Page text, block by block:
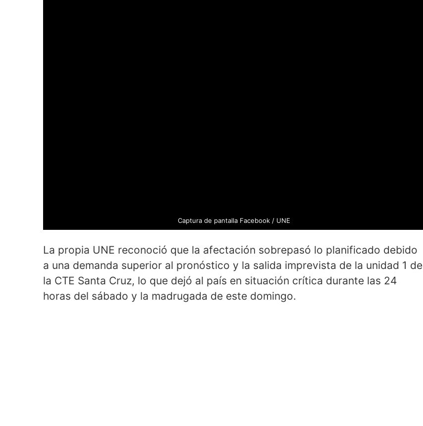
Captura de pantalla Facebook / UNE
La propia UNE reconoció que la afectación sobrepasó lo planificado debido
a una demanda superior al pronóstico y la salida imprevista de la unidad 1 de
la CTE Santa Cruz, lo que dejó al país en situación crítica durante las 24
horas del sábado y la madrugada de este domingo.